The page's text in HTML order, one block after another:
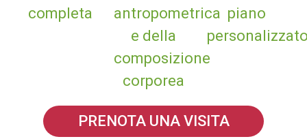
completa
antropometrica
e della
composizione
corporea
piano
PRENOTA UNA VISITA